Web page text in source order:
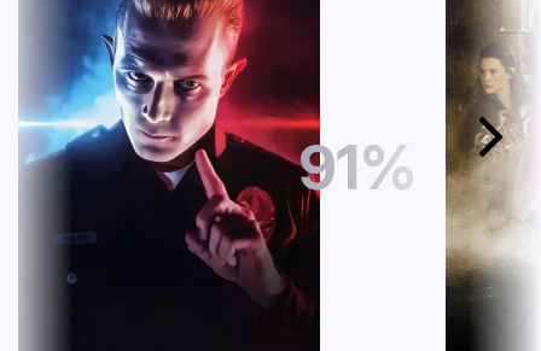
Další
91%